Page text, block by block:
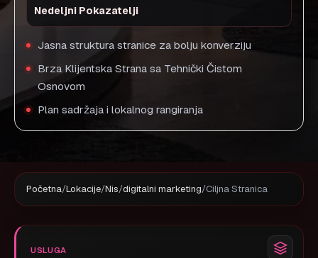
Nedeljni Pokazatelji
Jasna struktura stranice za bolju konverziju
Brza Klijentska Strana sa Tehnički Čistom
Osnovom
Plan sadržaja i lokalnog rangiranja
Početna/Lokacije/Nis/digitalni marketing/Ciljna Stranica
USLUGA